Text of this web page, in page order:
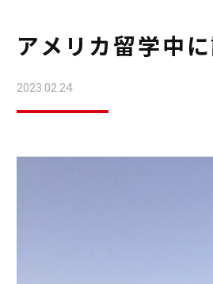
アメリカ留学中
2023.02.24